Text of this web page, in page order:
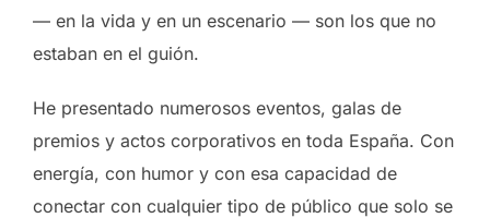
— en la vida y en un escenario — son los que no
estaban en el guión.
He presentado numerosos eventos, galas de
premios y actos corporativos en toda España. Con
energía, con humor y con esa capacidad de
conectar con cualquier tipo de público que solo se